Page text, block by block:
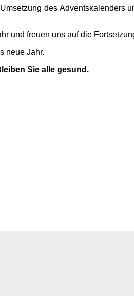
des Adventskalenders
und freuen uns auf die
neue Jahr.
Sie alle gesund.